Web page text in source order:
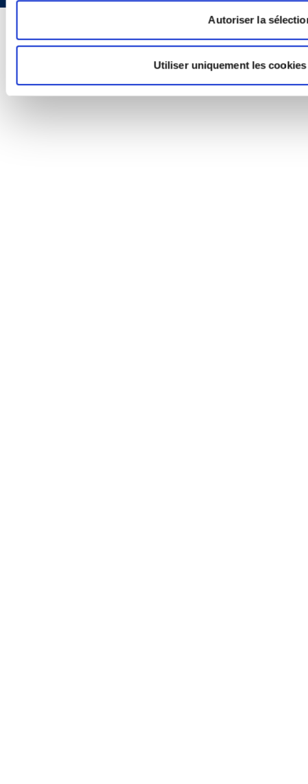
Autoriser la
Utiliser uniquement les